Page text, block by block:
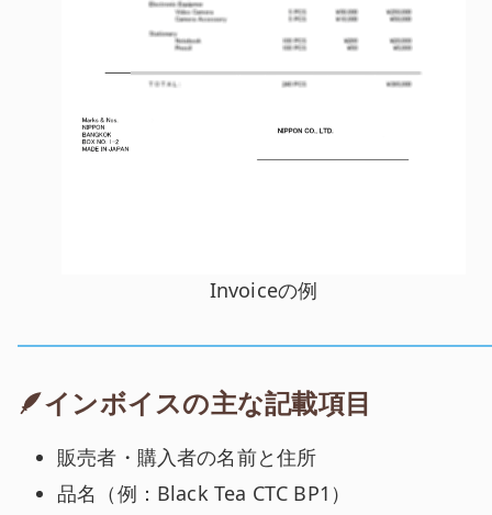
Invoiceの例
🪶インボイスの主な記載項目
販売者・購入者の名前と住所
品名（例：Black Tea CTC BP1）